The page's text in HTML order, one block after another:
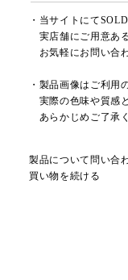
・当サイトにて
実店舗にご用意あ
お気軽にお問い合
・製品画像はご利用
実際の色味や質感
あらかじめご了承く
製品について問い合
買い物を続ける